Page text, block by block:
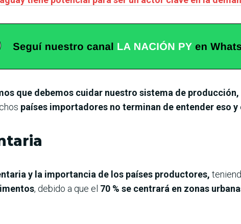
que debemos cuidar nuestro sistema de
países importadores no terminan de entender eso
y la importancia de los países productores,
, debido a que el 70 % se centrará en zonas